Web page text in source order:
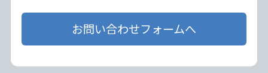
お問い合わせフォームへ